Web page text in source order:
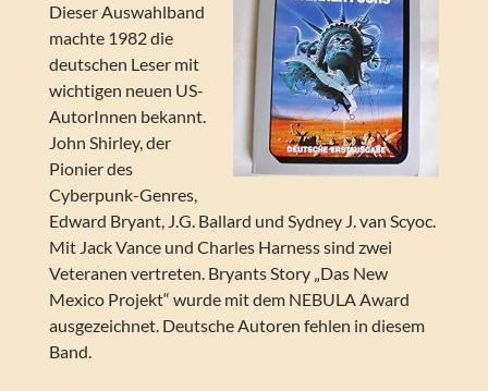
Dieser Auswahlband
machte 1982 die
deutschen Leser mit
wichtigen neuen US-
AutorInnen bekannt.
John Shirley, der
Pionier des
Cyberpunk-Genres,
Edward Bryant, J.G. Ballard und Sydney J. van Scyoc.
Mit Jack Vance und Charles Harness sind zwei
Veteranen vertreten. Bryants Story „Das New
Mexico Projekt“ wurde mit dem NEBULA Award
ausgezeichnet. Deutsche Autoren fehlen in diesem
Band.